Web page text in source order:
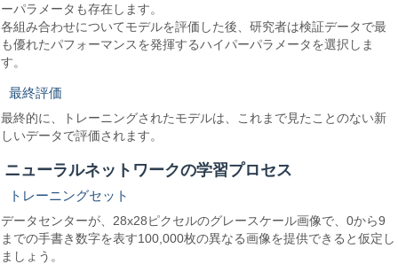
ーパラメータも存在します。
各組み合わせについてモデルを評価した後、研究者は検証データで最
も優れたパフォーマンスを発揮するハイパーパラメータを選択しま
す。
最終評価
最終的に、トレーニングされたモデルは、これまで見たことのない新
しいデータで評価されます。
ニューラルネットワークの学習プロセス
トレーニングセット
データセンターが、28x28ピクセルのグレースケール画像で、0から9
までの手書き数字を表す100,000枚の異なる画像を提供できると仮定し
ましょう。